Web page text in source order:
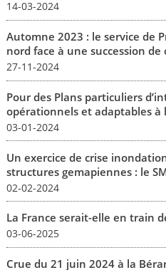
14-03-2024
Automne 2023 : le service de
nord face à une succession de
27-11-2024
Pour des Plans particuliers
opérationnels et adaptables à
03-01-2024
Un exercice de crise
structures gemapiennes : le
02-02-2024
La France serait-elle en train
03-06-2025
Crue du 21 juin 2024 à la